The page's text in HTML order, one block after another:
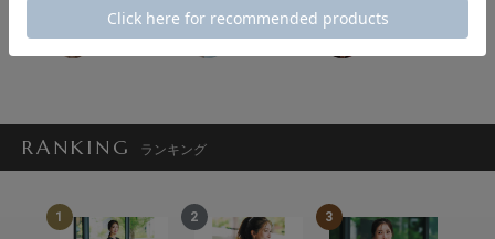
な子 ゆみ naomi 櫻井 雪/CiCi
RANKING ランキング
1 2 3